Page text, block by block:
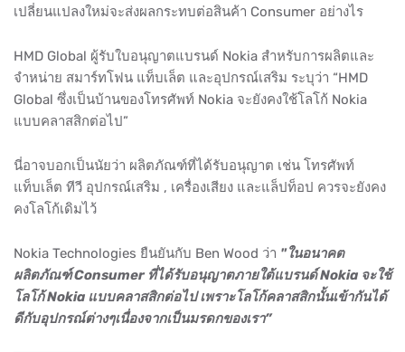
เปลี่ยนแปลงใหม่จะส่งผลกระทบต่อสินค้า Consumer อย่างไร
HMD Global ผู้รับใบอนุญาตแบรนด์ Nokia สำหรับการผลิตและ
จำหน่าย สมาร์ทโฟน แท็บเล็ต และอุปกรณ์เสริม ระบุว่า “HMD
Global ซึ่งเป็นบ้านของโทรศัพท์ Nokia จะยังคงใช้โลโก้ Nokia
แบบคลาสสิกต่อไป”
นี่อาจบอกเป็นนัยว่า ผลิตภัณฑ์ที่ได้รับอนุญาต เช่น โทรศัพท์
แท็บเล็ต ทีวี อุปกรณ์เสริม , เครื่องเสียง และแล็ปท็อป ควรจะยังคง
คงโลโก้เดิมไว้
Nokia Technologies ยืนยันกับ Ben Wood ว่า "ในอนาคต
ผลิตภัณฑ์ Consumer ที่ได้รับอนุญาตภายใต้แบรนด์ Nokia จะใช้
โลโก้ Nokia แบบคลาสสิกต่อไป เพราะโลโก้คลาสสิกนั้นเข้ากันได้
ดีกับอุปกรณ์ต่างๆเนื่องจากเป็นมรดกของเรา”